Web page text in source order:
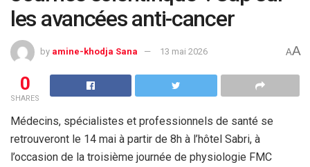
les avancées anti-cancer
by amine-khodja Sana 13 mai 2026 AA
0
SHARES
Médecins, spécialistes et professionnels de santé se
retrouveront le 14 mai à partir de 8h à l’hôtel Sabri, à
l’occasion de la troisième journée de physiologie FMC